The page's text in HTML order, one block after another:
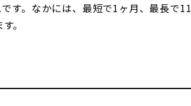
す。なかには、最短で1ヶ月、最長で11
。